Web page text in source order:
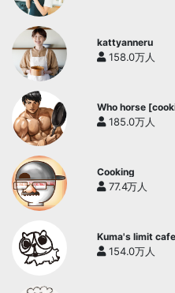
kattyanneru
158.0万人
Who horse
185.0万人
Cooking
77.4万人
Kuma's limit
154.0万人